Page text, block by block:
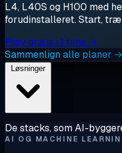
L4, L40S og H100 med
forudinstalleret. Start,
Prøv gratis i 1 time →
Sammenlign alle planer →
Løsninger
De stacks, som AI-
AI OG MACHINE